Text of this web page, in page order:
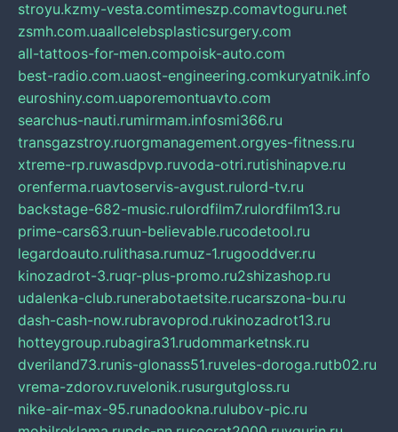
stroyu.kzmy-vesta.comtimeszp.comavtoguru.net
zsmh.com.uaallcelebsplasticsurgery.com
all-tattoos-for-men.compoisk-auto.com
best-radio.com.uaost-engineering.comkuryatnik.info
euroshiny.com.uaporemontuavto.com
searchus-nauti.rumirmam.infosmi366.ru
transgazstroy.ruorgmanagement.orgyes-fitness.ru
xtreme-rp.ruwasdpvp.ruvoda-otri.rutishinapve.ru
orenferma.ruavtoservis-avgust.rulord-tv.ru
backstage-682-music.rulordfilm7.rulordfilm13.ru
prime-cars63.ruun-believable.rucodetool.ru
legardoauto.rulithasa.rumuz-1.rugooddver.ru
kinozadrot-3.ruqr-plus-promo.ru2shizashop.ru
udalenka-club.runerabotaetsite.rucarszona-bu.ru
dash-cash-now.rubravoprod.rukinozadrot13.ru
hotteygroup.rubagira31.rudommarketnsk.ru
dveriland73.runis-glonass51.ruveles-doroga.rutb02.ru
vrema-zdorov.ruvelonik.rusurgutgloss.ru
nike-air-max-95.runadookna.rulubov-pic.ru